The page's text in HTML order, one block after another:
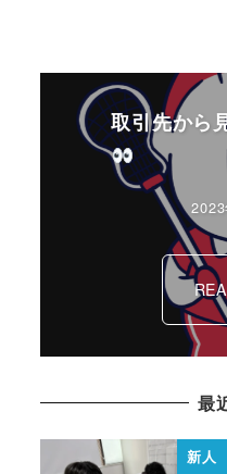
取引先から
最
新人